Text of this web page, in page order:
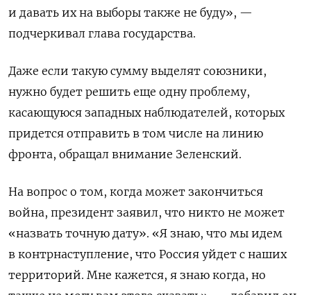
и давать их на выборы также не буду», —
подчеркивал глава государства.
Даже если такую сумму выделят союзники,
нужно будет решить еще одну проблему,
касающуюся западных наблюдателей, которых
придется отправить в том числе на линию
фронта, обращал внимание Зеленский.
На вопрос о том, когда может закончиться
война, президент заявил, что никто не может
«назвать точную дату». «Я знаю, что мы идем
в контрнаступление, что Россия уйдет с наших
территорий. Мне кажется, я знаю когда, но